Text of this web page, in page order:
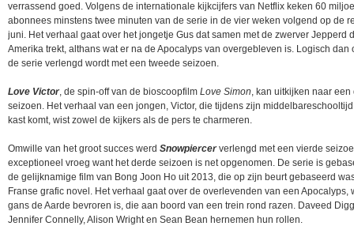
verrassend goed. Volgens de internationale kijkcijfers van Netflix keken 60
abonnees minstens twee minuten van de serie in de vier weken volgend op de
juni. Het verhaal gaat over het jongetje Gus dat samen met de zwerver Jepperd
Amerika trekt, althans wat er na de Apocalyps van overgebleven is. Logisch dan
de serie verlengd wordt met een tweede seizoen.
Love Victor, de spin-off van de bioscoopfilm Love Simon, kan uitkijken naar een
seizoen. Het verhaal van een jongen, Victor, die tijdens zijn
kast komt, wist zowel de kijkers als de pers te charmeren.
Omwille van het groot succes werd Snowpiercerverlengd met een vierde
exceptioneel vroeg want het derde seizoen is net opgenomen. De serie is
de gelijknamige film van Bong Joon Ho uit 2013, die op zijn beurt gebaseerd
Franse grafic novel. Het verhaal gaat over de overlevenden van een Apocalyps,
gans de Aarde bevroren is, die aan boord van een trein rond razen. Daveed
Jennifer Connelly, Alison Wright en Sean Bean hernemen hun rollen.